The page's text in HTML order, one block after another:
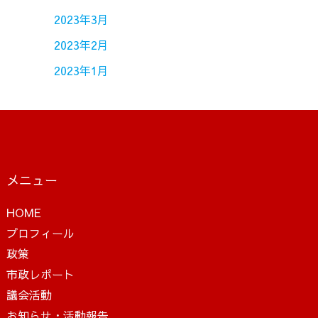
2023年3月
2023年2月
2023年1月
メニュー
HOME
プロフィール
政策
市政レポート
議会活動